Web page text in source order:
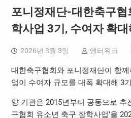
포니정재단-대한축구협
학사업 3기, 수여자 확대
2026년 3월 3일 엔터위크
대한축구협회와 포니정재단이 함
업이 수여자 규모를 대폭 확대해 3
양 기관은 2015년부터 공동으로 추
구협회 유소년 축구 장학사업’을